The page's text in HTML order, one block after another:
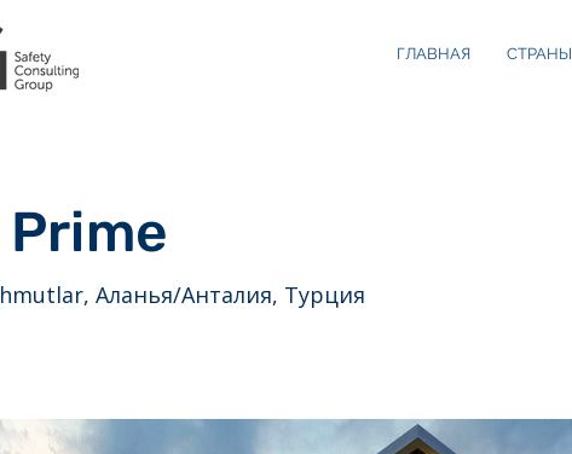
ГЛАВНАЯ СТРАНЫ
Аланья/Анталия, Турция